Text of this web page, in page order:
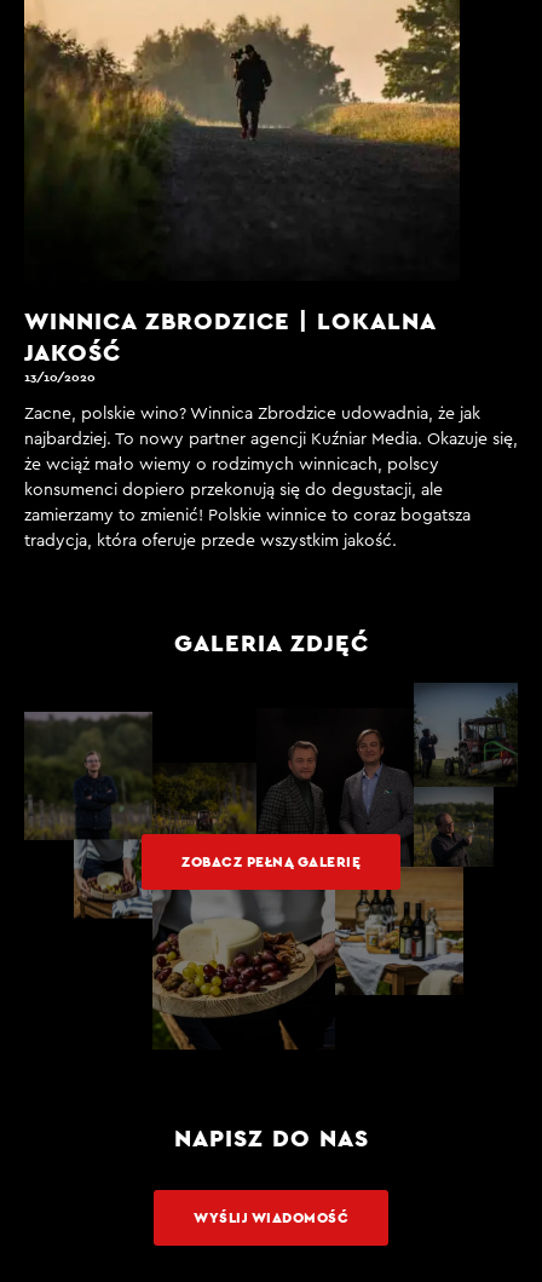
WINNICA ZBRODZICE | LOKALNA
JAKOŚĆ
13/10/2020
Zacne, polskie wino? Winnica Zbrodzice udowadnia, że jak
najbardziej. To nowy partner agencji Kuźniar Media. Okazuje się,
że wciąż mało wiemy o rodzimych winnicach, polscy
konsumenci dopiero przekonują się do degustacji, ale
zamierzamy to zmienić! Polskie winnice to coraz bogatsza
tradycja, która oferuje przede wszystkim jakość.
GALERIA ZDJĘĆ
ZOBACZ PEŁNĄ GALERIĘ
NAPISZ DO NAS
WYŚLIJ WIADOMOŚĆ